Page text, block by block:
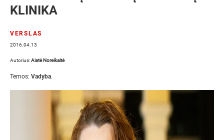
KLINIKA
VERSLAS
2016.04.13
Autorius:Aistė Noreikaitė
Temos: Vadyba.